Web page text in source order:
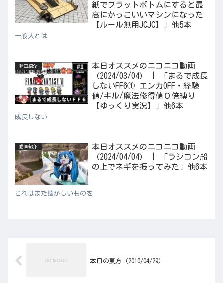
紙でフラットボトムにすると最
高にかっこいいマシンになった
【ルール無用JCJC】」他5本
一般人とは
動画紹介
本日オススメのニコニコ動画
（2024/03/04） | 「まるで成長
しないFF6① エンカOFF・経験
値/ギル/魔法修得値０倍縛り
【ゆっくり実況】」他6本
成長しない
動画紹介
本日オススメのニコニコ動画
（2024/04/04） | 「ラジコン船
の上でネギを振ってみた」他6本
これはまた懐かしいものを
本日の東方（2010/04/29）